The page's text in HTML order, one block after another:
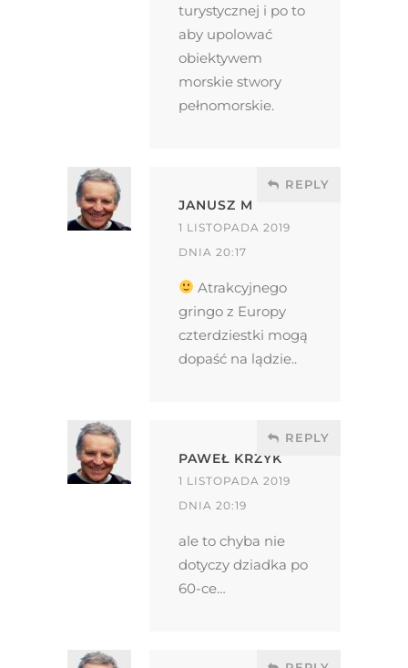
turystycznej i po to
aby upolować
obiektywem
morskie stwory
pełnomorskie.
JANUSZ M
1 LISTOPADA 2019
DNIA 20:17
REPLY
Atrakcyjnego
gringo z Europy
czterdziestki mogą
dopaść na lądzie..
PAWEŁ KRZYK
1 LISTOPADA 2019
DNIA 20:19
REPLY
ale to chyba nie
dotyczy dziadka po
60-ce…